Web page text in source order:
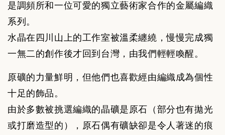
是調頻所和一位可愛的獨立藝術家合作的金屬編織
系列。
水晶在四川山上的工作室被溫柔纏繞，慢慢完成獨
一無二的創作後才回到台灣，由我們輕輕喚醒。
原礦的力量鮮明，但他們也喜歡經由編織成為個性
十足的飾品。
由於多數被挑選編織的晶礦是原石（部分也有拋光
或打磨造型的）， 原石偶有礦缺卻是令人著迷的痕